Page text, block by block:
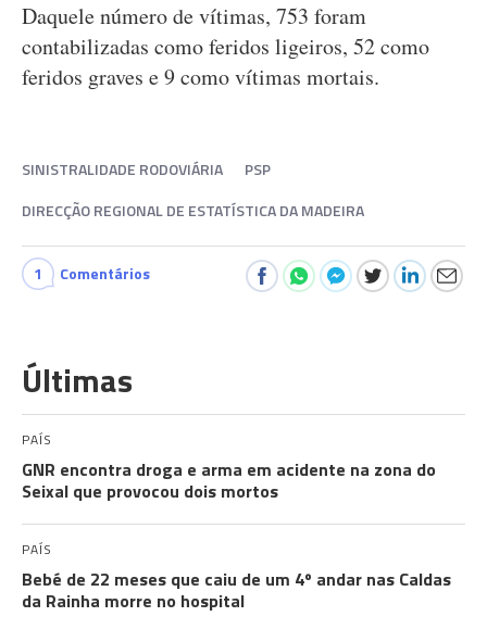
Daquele número de vítimas, 753 foram
contabilizadas como feridos ligeiros, 52 como
feridos graves e 9 como vítimas mortais.
SINISTRALIDADE RODOVIÁRIA
PSP
DIRECÇÃO REGIONAL DE ESTATÍSTICA DA MADEIRA
1 Comentários
Últimas
PAÍS
GNR encontra droga e arma em acidente na zona do
Seixal que provocou dois mortos
PAÍS
Bebé de 22 meses que caiu de um 4º andar nas Caldas
da Rainha morre no hospital